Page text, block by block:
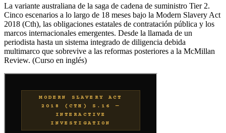
La variante australiana de la saga de cadena de suministro Tier 2.
Cinco escenarios a lo largo de 18 meses bajo la Modern Slavery Act
2018 (Cth), las obligaciones estatales de contratación pública y los
marcos internacionales emergentes. Desde la llamada de un
periodista hasta un sistema integrado de diligencia debida
multimarco que sobrevive a las reformas posteriores a la McMillan
Review. (Curso en inglés)